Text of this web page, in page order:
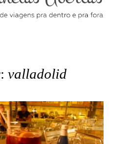
valladolid